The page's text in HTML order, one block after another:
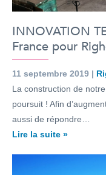
INNOVATION
France pour
11 septembre 2019 |
La construction de
poursuit ! Afin
aussi de répondre…
Lire la suite »